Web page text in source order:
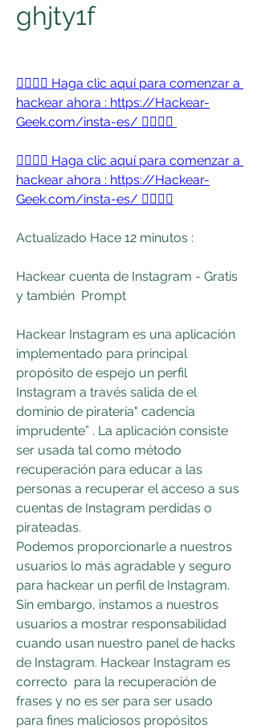
ghjty1f
👉🏻👉🏻 Haga clic aquí para comenzar a
hackear ahora : https://Hackear-
Geek.com/insta-es/ 👈🏻👈🏻
👉🏻👉🏻 Haga clic aquí para comenzar a
hackear ahora : https://Hackear-
Geek.com/insta-es/ 👈🏻👈🏻
Actualizado Hace 12 minutos :
Hackear cuenta de Instagram - Gratis
y también  Prompt
Hackear Instagram es una aplicación
implementado para principal
propósito de espejo un perfil
Instagram a través salida de el
dominio de piratería" cadencia
imprudente” . La aplicación consiste
ser usada tal como método
recuperación para educar a las
personas a recuperar el acceso a sus
cuentas de Instagram perdidas o
pirateadas.
Podemos proporcionarle a nuestros
usuarios lo más agradable y seguro
para hackear un perfil de Instagram.
Sin embargo, instamos a nuestros
usuarios a mostrar responsabilidad
cuando usan nuestro panel de hacks
de Instagram. Hackear Instagram es
correcto  para la recuperación de
frases y no es ser para ser usado
para fines maliciosos propósitos